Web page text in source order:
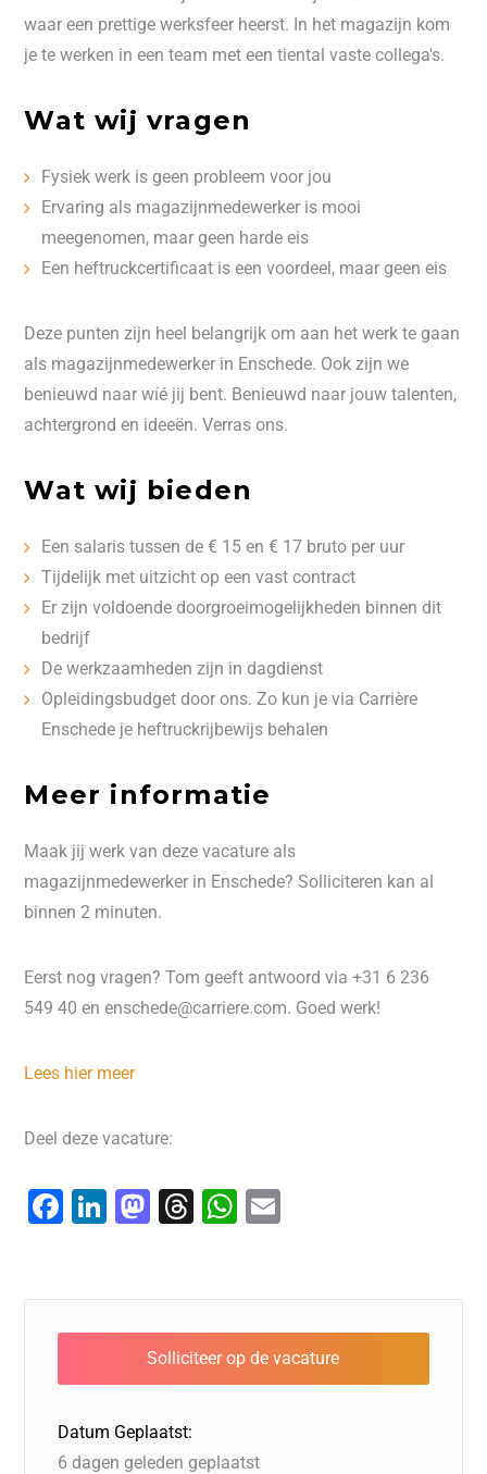
waar een prettige werksfeer heerst. In het magazijn kom
je te werken in een team met een tiental vaste collega's.
Wat wij vragen
Fysiek werk is geen probleem voor jou
Ervaring als magazijnmedewerker is mooi
meegenomen, maar geen harde eis
Een heftruckcertificaat is een voordeel, maar geen eis
Deze punten zijn heel belangrijk om aan het werk te gaan
als magazijnmedewerker in Enschede. Ook zijn we
benieuwd naar wíé jij bent. Benieuwd naar jouw talenten,
achtergrond en ideeën. Verras ons.
Wat wij bieden
Een salaris tussen de € 15 en € 17 bruto per uur
Tijdelijk met uitzicht op een vast contract
Er zijn voldoende doorgroeimogelijkheden binnen dit
bedrijf
De werkzaamheden zijn in dagdienst
Opleidingsbudget door ons. Zo kun je via Carrière
Enschede je heftruckrijbewijs behalen
Meer informatie
Maak jij werk van deze vacature als
magazijnmedewerker in Enschede? Solliciteren kan al
binnen 2 minuten.
Eerst nog vragen? Tom geeft antwoord via +31 6 236
549 40 en enschede@carriere.com. Goed werk!
Lees hier meer
Deel deze vacature:
F
e
b
o
o
k
Li
e
dI
n
M
o
d
o
n
T
a
d
s
W
s
A
p
l
Datum Geplaatst:
6 dagen geleden geplaatst